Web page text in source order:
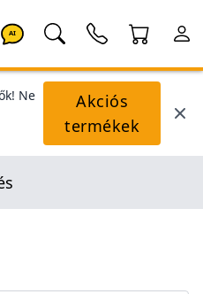
AI
Ne
Akciós
termékek